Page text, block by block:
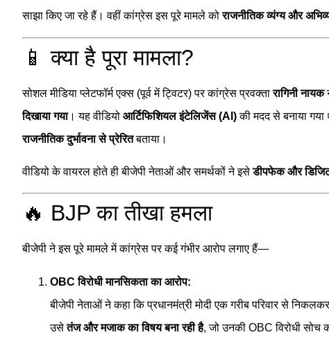
साझा किए जा रहे हैं। वहीं कांग्रेस इस पूरे मामले कोराजनीतिक व्यंग्य और
📱 क्या है पूरा मामला?
सोशल मीडिया प्लेटफॉर्म एक्स (पूर्व में ट्विटर) पर कांग्रेस प्रवक्तारागिनी नायक
दिखाया गया। यह वीडियो आर्टिफिशियल इंटेलिजेंस (AI)की मदद से बनाया
राजनीतिक दुर्भावना से प्रेरितबताया।
वीडियो के वायरल होते ही बीजेपी नेताओं और समर्थकों ने इसेडीपफेक और
🔥 BJP का तीखा हमला
बीजेपी ने इस पूरे मामले में कांग्रेस पर कई गंभीर आरोप लगाए हैं—
OBC विरोधी मानसिकता का आरोप:
बीजेपी नेताओं ने कहा कि प्रधानमंत्री मोदी एक गरीब परिवार से
उसेतंज और मजाक का विषय बना रही है, जो उनकी OBC विरोधी सोच